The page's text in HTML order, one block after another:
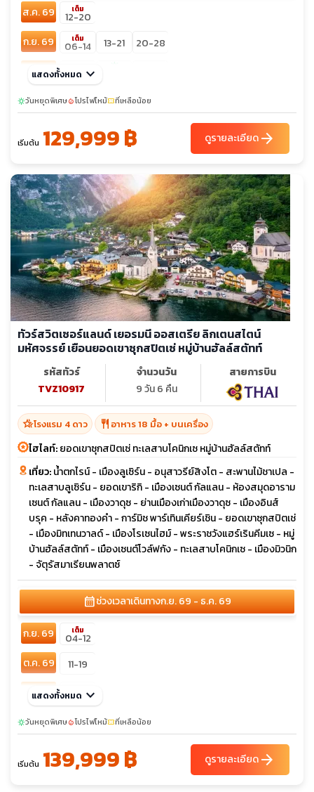
ส.ค. 69 เต็ม
12-20
ก.ย. 69
เต็ม
06-14 13-21
20-28
ต.ค. 69
05-13 sunny
แสดงทั้งหมด keyboard_arrow_down
sunnyวันหยุดพิเศษlocal_fire_departmentโปรไฟไหม้confirmation_numberที่เหลือน้อย
เริ่มต้น 129,999 ฿ ดูรายละเอียดarrow_forward
ทัวร์สวิตเซอร์แลนด์ เยอรมนี ออสเตรีย ลิกเตนสไตน์
มหัศจรรย์ เยือนยอดเขาซุกสปิตเซ่ หมู่บ้านฮัลล์สตัทท์
รหัสทัวร์
TVZ10917
จำนวนวัน
9 วัน 6 คืน
สายการบิน
hotel_classโรงแรม 4 ดาว restaurant อาหาร 18 มื้อ + บนเครื่อง
ไฮไลท์:ยอดเขาซุกสปิตเซ่ ทะเลสาบโคนิกเซ หมู่บ้านฮัลล์สตัทท์
เที่ยว:น้ำตกไรน์ - เมืองลูเซิร์น - อนุสาวรีย์สิงโต - สะพานไม้ชาเปล -
ทะเลสาบลูเซิร์น - ยอดเขาริกิ - เมืองเซนต์ กัลแลน - ห้องสมุดอาราม
เซนต์ กัลแลน - เมืองวาดุซ - ย่านเมืองเก่าเมืองวาดุซ - เมืองอินส์
บรุค - หลังคาทองคำ - การ์มิช พาร์เทินเคียร์เชิน - ยอดเขาซุกสปิตเช่
- เมืองมิทเทนวาลด์ - เมืองโรเซนไฮม์ - พระราชวังแฮร์เรินคีมเซ - หมู่
บ้านฮัลล์สตัทท์ - เมืองเซนต์โวล์ฟกัง - ทะเลสาบโคนิกเซ - เมืองมิวนิก
- จัตุรัสมาเรียนพลาตซ์
calendar_monthช่วงเวลาเดินทางก.ย. 69 - ธ.ค. 69
ก.ย. 69 เต็ม
04-12
ต.ค. 69
11-19
พ.ย. 69
29-07
แสดงทั้งหมด keyboard_arrow_down
sunnyวันหยุดพิเศษlocal_fire_departmentโปรไฟไหม้confirmation_numberที่เหลือน้อย
เริ่มต้น 139,999 ฿ ดูรายละเอียดarrow_forward